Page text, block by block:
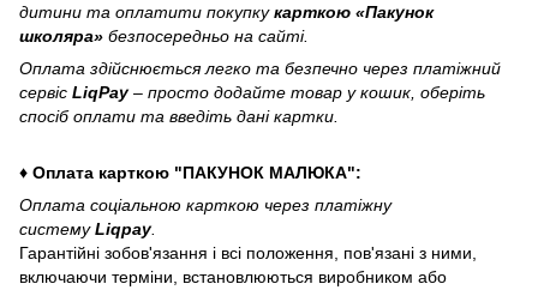
дитини та оплатити покупкукарткою «Пакунок
школяра» безпосередньо на сайті.
Оплата здійснюється легко та безпечно через платіжний
сервіс LiqPay– просто додайте товар у кошик, оберіть
спосіб оплати та введіть дані картки.
♦ Оплата карткою "ПАКУНОК МАЛЮКА":
Оплата соціальною карткою через платіжну
системуLiqpay.
Гарантійні зобов'язання і всі положення, пов'язані з ними,
включаючи терміни, встановлюються виробником або